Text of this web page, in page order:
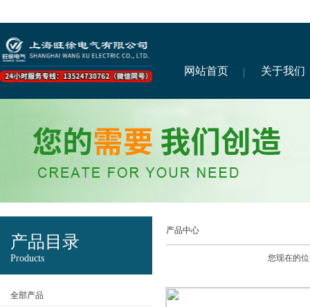
网站首页 关于我们
产品目录
Products
全部产品
产品中心
您现在的